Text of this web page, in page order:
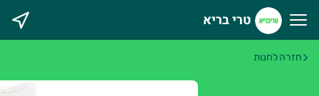
טרי בריאטרי בריא
חזרה לחנות